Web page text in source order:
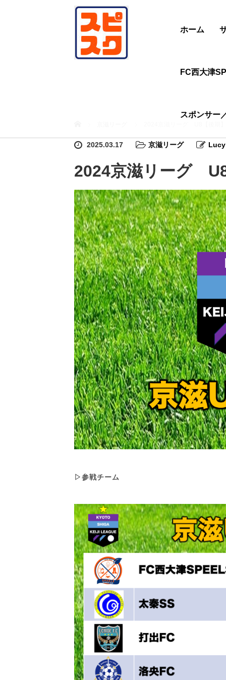
ホーム
FC西大津
スポンサー
2025.03.17 京滋リーグ Lucy
2024京滋リーグ
▷参戦チーム